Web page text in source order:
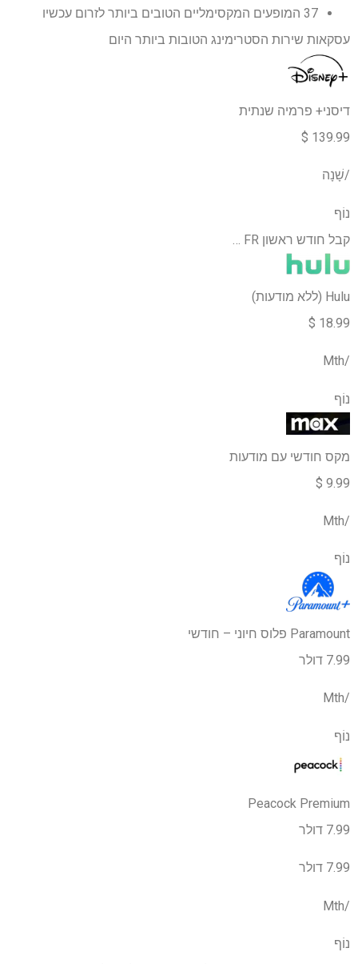
37 המופעים המקסימליים הטובים ביותר לזרום עכשיו
עסקאות שירות הסטרימינג הטובות ביותר היום
דיסני+ פרמיה שנתית
139.99 $
/שָׁנָה
נוֹף
קבל חודש ראשון FR …
Hulu (ללא מודעות)
18.99 $
/Mth
נוֹף
מקס חודשי עם מודעות
9.99 $
/Mth
נוֹף
Paramount פלוס חיוני – חודשי
7.99 דולר
/Mth
נוֹף
Peacock Premium
7.99 דולר
7.99 דולר
/Mth
נוֹף